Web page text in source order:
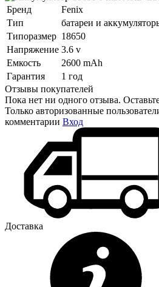
Бренд
Fenix
Тип
батареи и
Типоразмер 18650
Напряжение 3.6 v
Емкость
2600 mAh
Гарантия
1 год
Отзывы покупателей
Пока нет ни одного отзыва.
Только авторизованные
комментарии Вход
Доставка